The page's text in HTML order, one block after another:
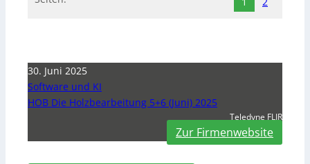
30. Juni 2025
Software und KI
HOB Die Holzbearbeitung 5+6 (Juni) 2025
Teledyne FLIR
Zur Firmenwebsite